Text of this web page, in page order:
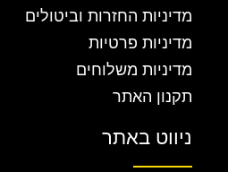
מדיניות החזרות וביטולים
מדיניות פרטיות
מדיניות משלוחים
תקנון האתר
ניווט באתר